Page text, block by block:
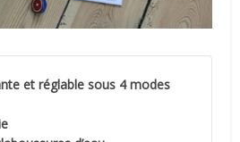
et réglable sous 4 modes